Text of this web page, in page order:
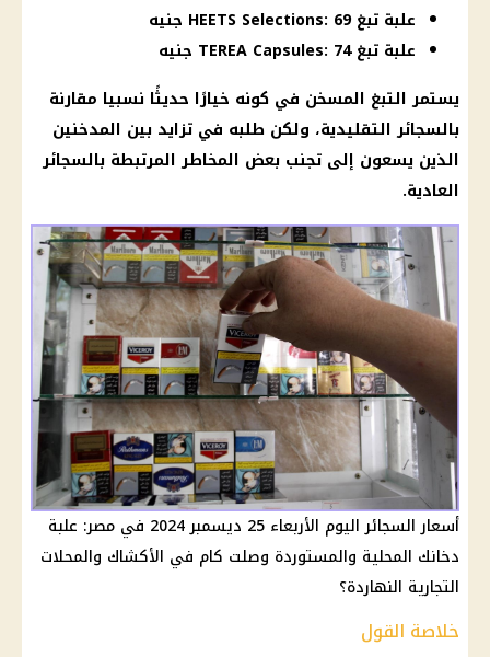
علبة تبغ HEETS Selections: 69 جنيه
علبة تبغ TEREA Capsules: 74 جنيه
يستمرالتبغ المسخن في كونه خيارًا حديثًا نسبيا مقارنة
بالسجائر التقليدية، ولكن طلبه في تزايد بين المدخنين
الذين يسعون إلى تجنب بعض المخاطر المرتبطة بالسجائر
العادية.
أسعار السجائر اليوم الأربعاء 25 ديسمبر 2024 في مصر: علبة
دخانك المحلية والمستوردة وصلت كام في الأكشاك والمحلات
التجارية النهاردة؟
خلاصة القول